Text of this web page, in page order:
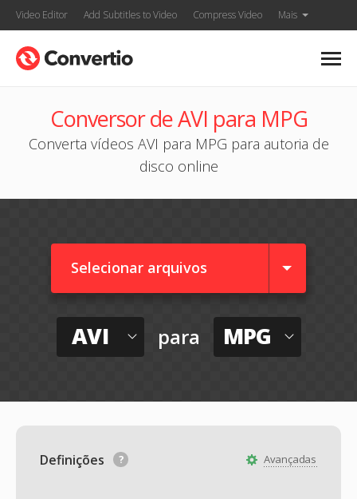
Video Editor Add Subtitles to Video Compress Video Mais
Conversor de AVI para MPG
Converta vídeos AVI para MPG para autoria de
disco online
Selecionar arquivos
AVI para MPG
Avançadas
Definições